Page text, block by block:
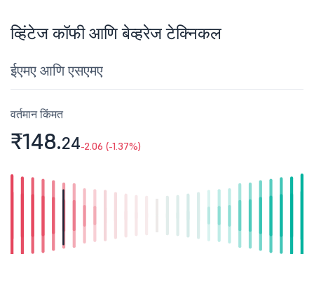
व्हिंटेज कॉफी आणि बेव्हरेज टेक्निकल
ईएमए आणि एसएमए
वर्तमान किंमत
₹148.24-2.06 (-1.37%)